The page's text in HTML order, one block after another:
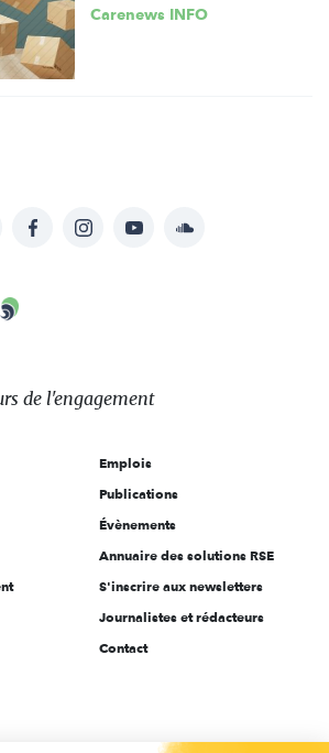
Carenews INFO
FacebookInstagramYouTubeSoundcloud
de l'engagement
Emplois
Publications
Évènements
Annuaire des solutions RSE
S'inscrire aux newsletters
Journalistes et rédacteurs
Contact